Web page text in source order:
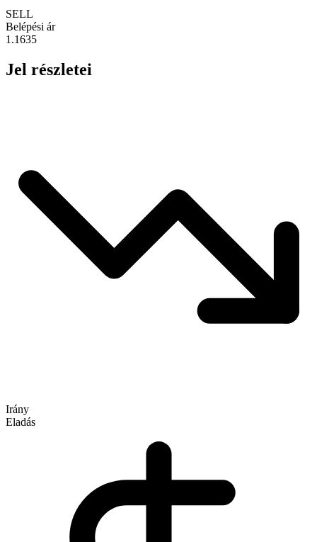
SELL
Belépési ár
1.1635
Jel részletei
Irány
Eladás